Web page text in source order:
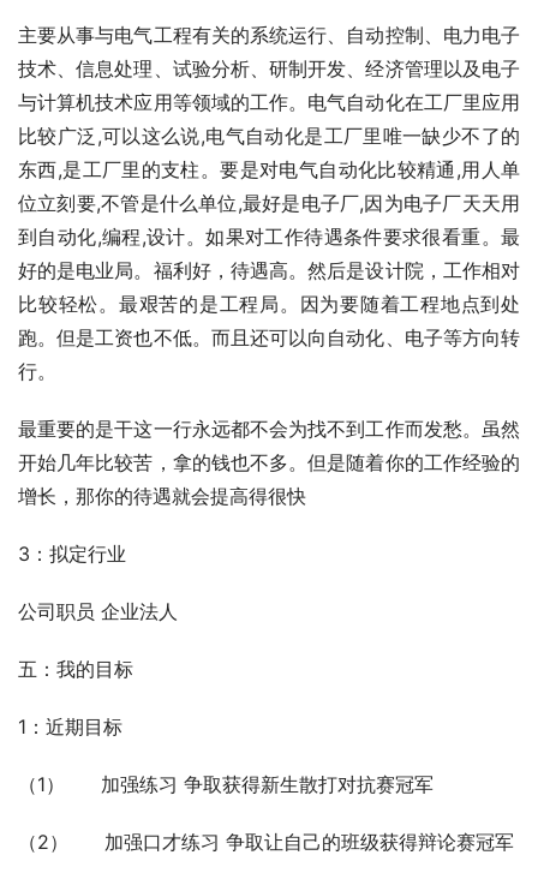
主要从事与电气工程有关的系统运行、自动控制、电力电子
技术、信息处理、试验分析、研制开发、经济管理以及电子
与计算机技术应用等领域的工作。电气自动化在工厂里应用
比较广泛,可以这么说,电气自动化是工厂里唯一缺少不了的
东西,是工厂里的支柱。要是对电气自动化比较精通,用人单
位立刻要,不管是什么单位,最好是电子厂,因为电子厂天天用
到自动化,编程,设计。如果对工作待遇条件要求很看重。最
好的是电业局。福利好，待遇高。然后是设计院，工作相对
比较轻松。最艰苦的是工程局。因为要随着工程地点到处
跑。但是工资也不低。而且还可以向自动化、电子等方向转
行。
最重要的是干这一行永远都不会为找不到工作而发愁。虽然
开始几年比较苦，拿的钱也不多。但是随着你的工作经验的
增长，那你的待遇就会提高得很快
3：拟定行业
公司职员 企业法人
五：我的目标
1：近期目标
（1）      加强练习 争取获得新生散打对抗赛冠军
（2）      加强口才练习 争取让自己的班级获得辩论赛冠军